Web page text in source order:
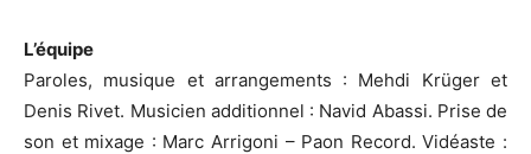
L’équipe
Paroles, musique et arrangements : Mehdi Krüger et
Denis Rivet. Musicien additionnel : Navid Abassi. Prise de
son et mixage : Marc Arrigoni – Paon Record. Vidéaste :